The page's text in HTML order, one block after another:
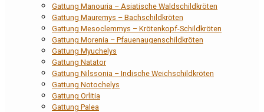
Gattung Manouria – Asiatische Waldschildkröten
Gattung Mauremys – Bachschildkröten
Gattung Mesoclemmys – Krötenkopf-Schildkröten
Gattung Morenia – Pfauenaugenschildkröten
Gattung Myuchelys
Gattung Natator
Gattung Nilssonia – Indische Weichschildkröten
Gattung Notochelys
Gattung Orlitia
Gattung Palea